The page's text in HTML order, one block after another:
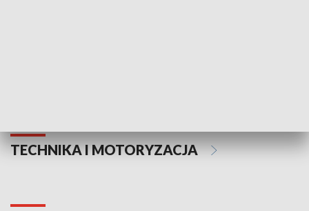
TECHNIKA I MOTORYZACJA